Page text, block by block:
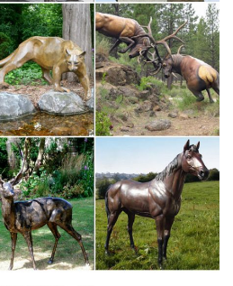
в Чебоксарах Выбрать
Собака далматинец керамический
Смотреть видео.
по низкой цене с доставкой…
в интернет магазине – цена,
на сайте и по телефону – 8 (499)
"Пёс Крендель с медалью
полном смысле этого слова.
2018 года’, посеребрение:
VIP подарок "Статуэтка